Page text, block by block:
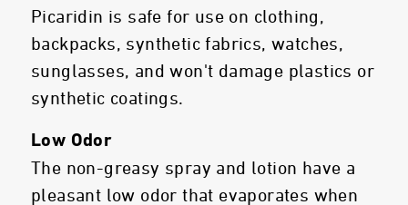
Picaridin is safe for use on clothing,
backpacks, synthetic fabrics, watches,
sunglasses, and won't damage plastics or
synthetic coatings.
Low Odor
The non-greasy spray and lotion have a
pleasant low odor that evaporates when